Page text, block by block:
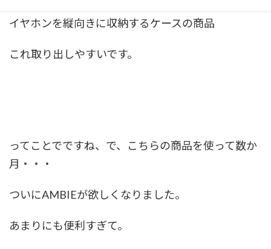
イヤホンを縦向きに収納するケースの商品
これ取り出しやすいです。
ってことでですね、で、こちらの商品を使って数か
月・・・
ついにAMBIEが欲しくなりました。
あまりにも便利すぎて。